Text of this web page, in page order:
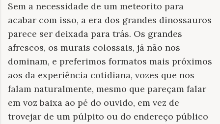
Sem a necessidade de um meteorito para
acabar com isso, a era dos grandes dinossauros
parece ser deixada para trás. Os grandes
afrescos, os murais colossais, já não nos
dominam, e preferimos formatos mais próximos
aos da experiência cotidiana, vozes que nos
falam naturalmente, mesmo que pareçam falar
em voz baixa ao pé do ouvido, em vez de
trovejar de um púlpito ou do endereço público